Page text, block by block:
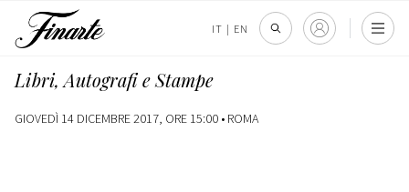
IT | EN
Libri, Autografi e Stampe
GIOVEDÌ 14 DICEMBRE 2017, ORE 15:00 • ROMA